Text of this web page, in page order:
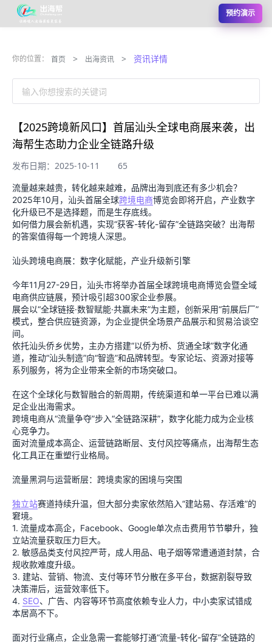
预约演示
你的位置： 首页 > 出海资讯 > 资讯详情
输入你想搜索的关键词
【2025跨境新风口】首届汕头全球电商展来袭，出
海帮生态助力企业全链路升级
发布日期：2025-10-11 65
流量越来越贵，转化越来越难，品牌出海到底还有多少机会？
2025年10月，汕头首届全球跨境电商博览会即将开启，产业数字
化升级已不是选择题，而是生存底线。
如何借力展会新机遇，实现“获客-转化-留存”全链路突破？出海帮
的答案值得每一个跨境人深思。
汕头跨境电商展：数字化赋能，产业升级新引擎
今年11月27-29日，汕头市将举办首届全球跨境电商博览会暨全域
电商供应链展，预计吸引超300家企业参展。
展会以“全球链接·数智赋能·共赢未来”为主题，创新采用“前展后厂”
模式，整合供应链资源，为企业提供全场景产品展示和贸易洽谈空
间。
依托汕头侨乡优势，主办方搭建“以侨为桥、货通全球”数字化通
道，推动“汕头制造”向“智造”和品牌转型。专家论坛、资源对接等
系列服务，将为企业带来全新的市场突破口。
在这个全球化与数智融合的新周期，传统渠道和单一平台已难以满
足企业出海需求。
跨境电商从“流量争夺”步入“全链路深耕”，数字化能力成为企业核
心竞争力。
面对流量成本高企、运营链路断层、支付风控等痛点，出海帮生态
化工具正在重塑行业格局。
流量黑洞与运营断层：跨境卖家的困境与突围
独立站赛道持续升温，但大部分卖家依然陷入“建站易、存活难”的
窘境。
1. 流量成本高企，Facebook、Google单次点击费用节节攀升，独
立站流量获取压力巨大。
2. 敏感品类支付风控严苛，成人用品、电子烟等常遭通道封禁，合
规收款难度升级。
3. 建站、营销、物流、支付等环节分散在多平台，数据割裂导致
决策滞后，运营效率低下。
4. SEO、广告、内容等环节高度依赖专业人力，中小卖家试错成
本居高不下。
面对行业痛点，企业急需一套能够打通“流量-转化-留存”全链路的